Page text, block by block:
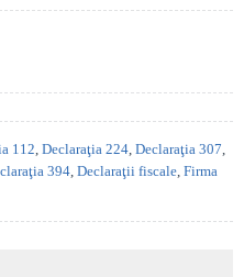
112 Declaraţia 224 Declaraţia 307
394 Declaraţii fiscale Firma